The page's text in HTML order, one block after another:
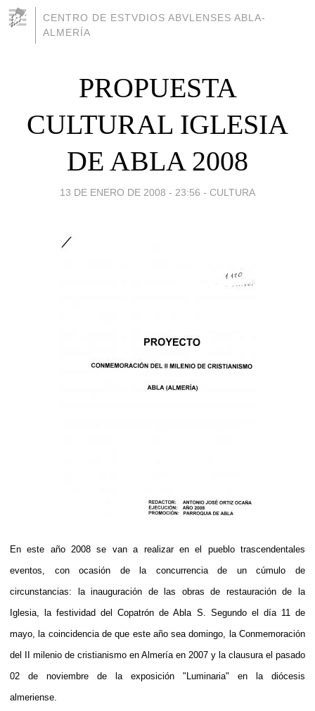
CENTRO DE ESTVDIOS ABVLENSES ABLA-
ALMERÍA
PROPUESTA
CULTURAL IGLESIA
DE ABLA 2008
13 DE ENERO DE 2008 - 23:56 - CULTURA
En este año 2008 se van a realizar en el pueblo trascendentales
eventos, con ocasión de la concurrencia de un cúmulo de
circunstancias: la inauguración de las obras de restauración de la
Iglesia, la festividad del Copatrón de Abla S. Segundo el día 11 de
mayo, la coincidencia de que este año sea domingo, la Conmemoración
del II milenio de cristianismo en Almería en 2007 y la clausura el pasado
02 de noviembre de la exposición "Luminaria" en la diócesis
almeriense.